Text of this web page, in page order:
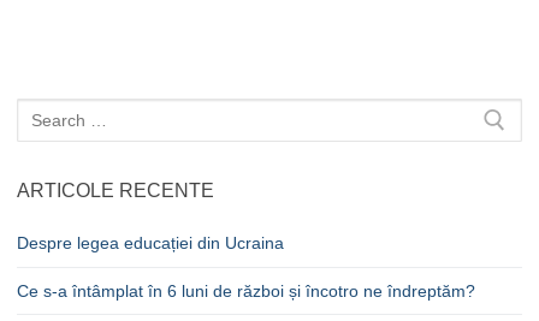
Caută
după:
ARTICOLE RECENTE
Despre legea educației din Ucraina
Ce s-a întâmplat în 6 luni de război și încotro ne îndreptăm?